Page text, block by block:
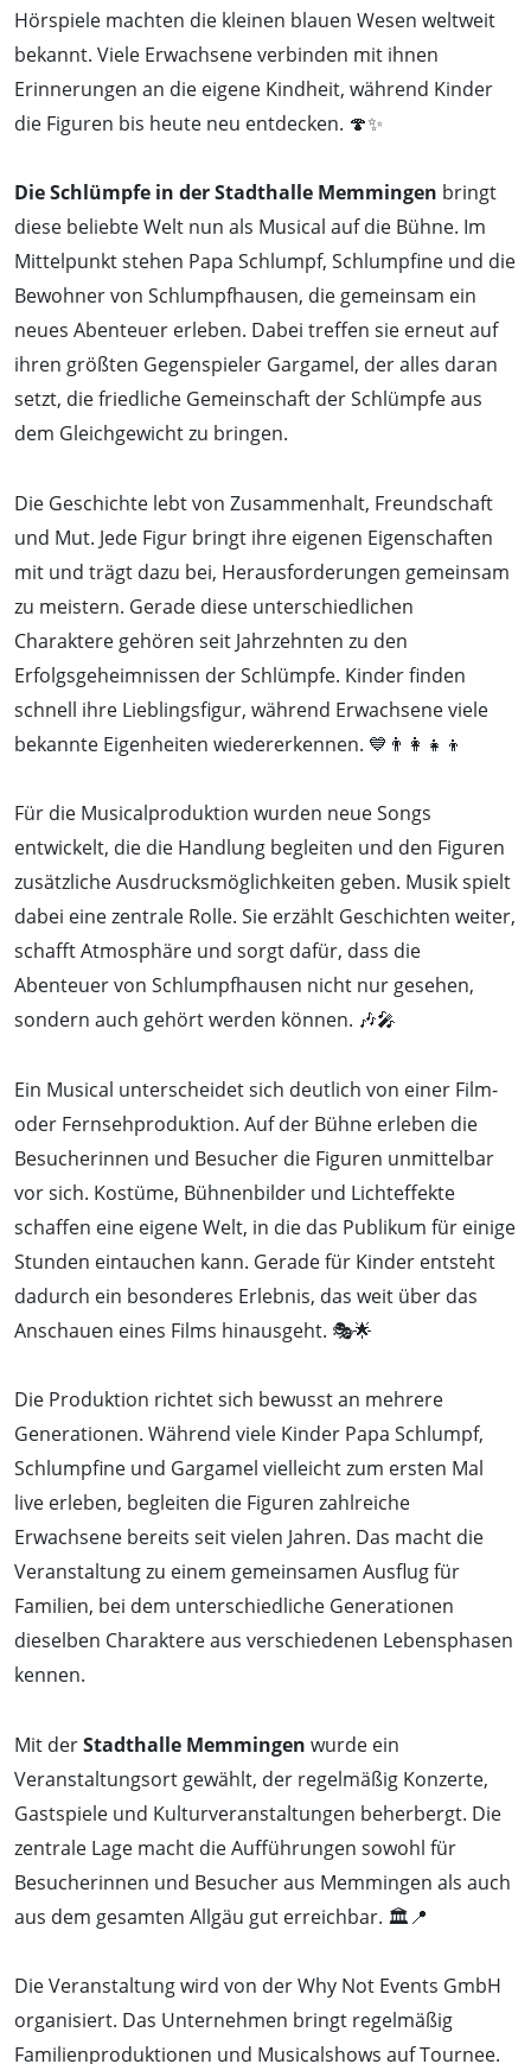
Hörspiele machten die kleinen blauen Wesen weltweit
bekannt. Viele Erwachsene verbinden mit ihnen
Erinnerungen an die eigene Kindheit, während Kinder
die Figuren bis heute neu entdecken. 🍄✨
Die Schlümpfe in der Stadthalle Memmingen bringt
diese beliebte Welt nun als Musical auf die Bühne. Im
Mittelpunkt stehen Papa Schlumpf, Schlumpfine und die
Bewohner von Schlumpfhausen, die gemeinsam ein
neues Abenteuer erleben. Dabei treffen sie erneut auf
ihren größten Gegenspieler Gargamel, der alles daran
setzt, die friedliche Gemeinschaft der Schlümpfe aus
dem Gleichgewicht zu bringen.
Die Geschichte lebt von Zusammenhalt, Freundschaft
und Mut. Jede Figur bringt ihre eigenen Eigenschaften
mit und trägt dazu bei, Herausforderungen gemeinsam
zu meistern. Gerade diese unterschiedlichen
Charaktere gehören seit Jahrzehnten zu den
Erfolgsgeheimnissen der Schlümpfe. Kinder finden
schnell ihre Lieblingsfigur, während Erwachsene viele
bekannte Eigenheiten wiedererkennen. 💙👨‍👩‍👧‍👦
Für die Musicalproduktion wurden neue Songs
entwickelt, die die Handlung begleiten und den Figuren
zusätzliche Ausdrucksmöglichkeiten geben. Musik spielt
dabei eine zentrale Rolle. Sie erzählt Geschichten weiter,
schafft Atmosphäre und sorgt dafür, dass die
Abenteuer von Schlumpfhausen nicht nur gesehen,
sondern auch gehört werden können. 🎶🎤
Ein Musical unterscheidet sich deutlich von einer Film-
oder Fernsehproduktion. Auf der Bühne erleben die
Besucherinnen und Besucher die Figuren unmittelbar
vor sich. Kostüme, Bühnenbilder und Lichteffekte
schaffen eine eigene Welt, in die das Publikum für einige
Stunden eintauchen kann. Gerade für Kinder entsteht
dadurch ein besonderes Erlebnis, das weit über das
Anschauen eines Films hinausgeht. 🎭🌟
Die Produktion richtet sich bewusst an mehrere
Generationen. Während viele Kinder Papa Schlumpf,
Schlumpfine und Gargamel vielleicht zum ersten Mal
live erleben, begleiten die Figuren zahlreiche
Erwachsene bereits seit vielen Jahren. Das macht die
Veranstaltung zu einem gemeinsamen Ausflug für
Familien, bei dem unterschiedliche Generationen
dieselben Charaktere aus verschiedenen Lebensphasen
kennen.
Mit derStadthalle Memmingen wurde ein
Veranstaltungsort gewählt, der regelmäßig Konzerte,
Gastspiele und Kulturveranstaltungen beherbergt. Die
zentrale Lage macht die Aufführungen sowohl für
Besucherinnen und Besucher aus Memmingen als auch
aus dem gesamten Allgäu gut erreichbar. 🏛️📍
Die Veranstaltung wird von der Why Not Events GmbH
organisiert. Das Unternehmen bringt regelmäßig
Familienproduktionen und Musicalshows auf Tournee.